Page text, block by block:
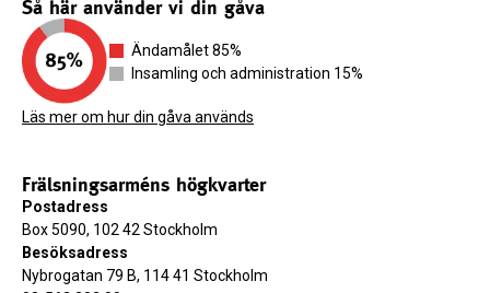
Så här använder vi din gåva
Ändamålet 85%
Insamling och administration 15%
Läs mer om hur din gåva används
Frälsningsarméns högkvarter
Postadress
Box 5090, 102 42 Stockholm
Besöksadress
Nybrogatan 79 B, 114 41 Stockholm